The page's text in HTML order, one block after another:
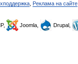
Реклама на сайте
Joomla, Drupal,